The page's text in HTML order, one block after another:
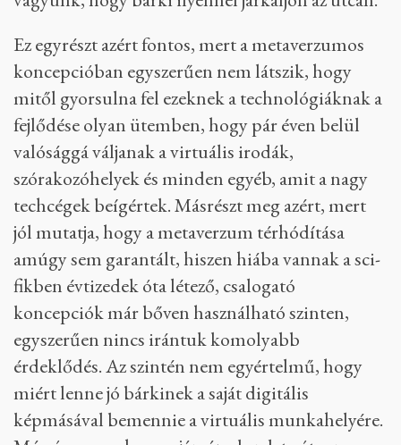
Ez egyrészt azért fontos, mert a metaverzumos
koncepcióban egyszerűen nem látszik, hogy
mitől gyorsulna fel ezeknek a technológiáknak a
fejlődése olyan ütemben, hogy pár éven belül
valósággá váljanak a virtuális irodák,
szórakozóhelyek és minden egyéb, amit a nagy
techcégek beígértek. Másrészt meg azért, mert
jól mutatja, hogy a metaverzum térhódítása
amúgy sem garantált, hiszen hiába vannak a sci-
fikben évtizedek óta létező, csalogató
koncepciók már bőven használható szinten,
egyszerűen nincs irántuk komolyabb
érdeklődés. Az szintén nem egyértelmű, hogy
miért lenne jó bárkinek a saját digitális
képmásával bemennie a virtuális munkahelyére.